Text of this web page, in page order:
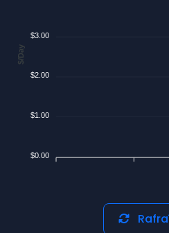
$3.00
$2.00
$1.00
$0.00
$/Day